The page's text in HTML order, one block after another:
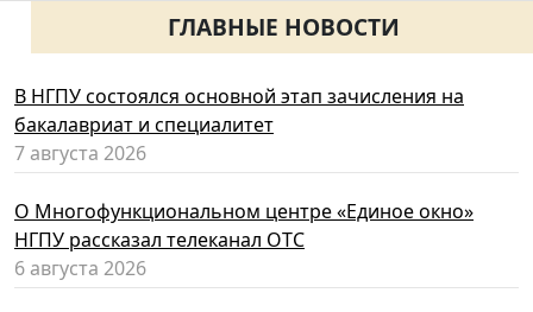
ГЛАВНЫЕ НОВОСТИ
В НГПУ состоялся основной этап зачисления на
бакалавриат и специалитет
7 августа 2026
О Многофункциональном центре «Единое окно»
НГПУ рассказал телеканал ОТС
6 августа 2026